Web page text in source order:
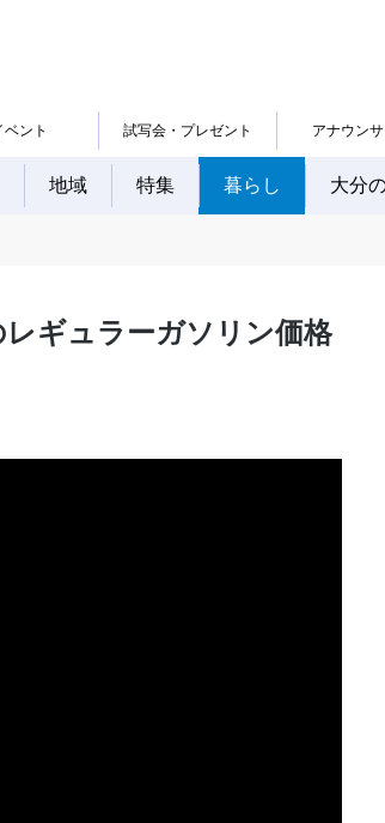
ベント 試写会・プレゼント アナウン
地域 特集 暮らし 大分
ギュラーガソリン価格